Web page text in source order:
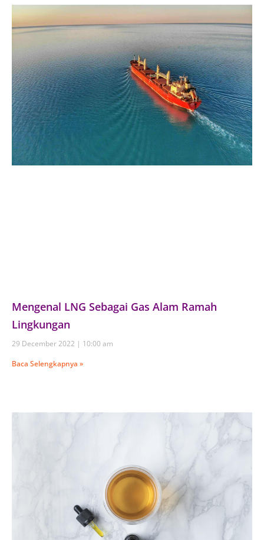
Mengenal LNG Sebagai Gas Alam Ramah
Lingkungan
29 December 2022
10:00 am
Baca Selengkapnya »